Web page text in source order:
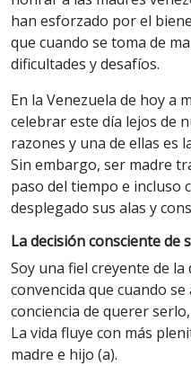
han esforzado por el
que cuando se toma de
dificultades y desafíos.
En la Venezuela de hoy a
celebrar este día lejos de
razones y una de ellas es
Sin embargo, ser madre
paso del tiempo e incluso
desplegado sus alas y
La decisión consciente de
Soy una fiel creyente de
convencida que cuando
conciencia de querer
La vida fluye con más
madre e hijo (a).